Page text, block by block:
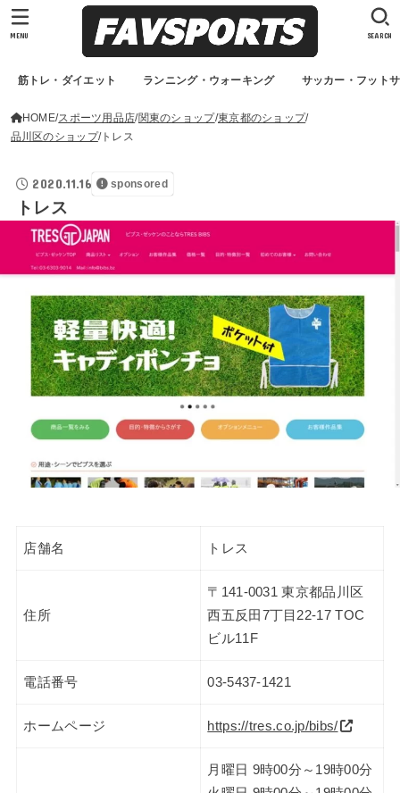
筋トレ・ダイエット ランニング・ウォーキング サッカー・フット
SEARCH
MENU
HOME スポーツ用品店 関東のショップ 東京都のショップ
品川区のショップ トレス
2020.11.16 sponsored
トレス
店舗名 トレス
住所
〒141-0031 東京都品川区
西五反田7丁目22-17 TOC
ビル11F
電話番号 03-5437-1421
ホームページ https://tres.co.jp/bibs/
月曜日 9時00分～19時00分